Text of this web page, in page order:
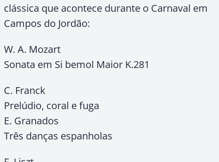
clássica que acontece durante o Carnaval em
Campos do Jordão:
W. A. Mozart
Sonata em Si bemol Maior K.281
C. Franck
Prelúdio, coral e fuga
E. Granados
Três danças espanholas